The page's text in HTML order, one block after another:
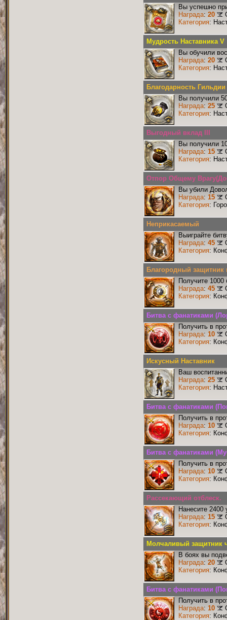
Вы успешно
Награда: 20
Категория:
Мудрость Наставника V
Вы обучили
Награда: 20
Категория:
Благодарность Гильдии
Вы получили
Награда: 25
Категория:
Выгодный вклад III
Вы получили
Награда: 15
Категория:
Отпор Общему
Вы убили
Награда: 15
Категория:
Неприкасаемый
Выиграйте
Награда: 45
Категория:
Благородный защитник
Получите 1000
Награда: 45
Категория:
Битва с фанатиками
Получить в
Награда: 10
Категория:
Искусный Наставник
Ваш
Награда: 25
Категория:
Битва с фанатиками
Получить в
Награда: 10
Категория:
Битва с фанатиками
Получить в
Награда: 10
Категория:
Рассекающий отблеск.
Нанесите 2400
Награда: 15
Категория:
Молчаливый защитник
В боях вы
Награда: 20
Категория:
Битва с фанатиками
Получить в
Награда: 10
Категория: